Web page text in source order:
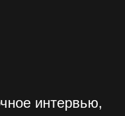
друга,